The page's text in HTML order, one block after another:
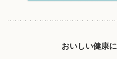
おいしい健康